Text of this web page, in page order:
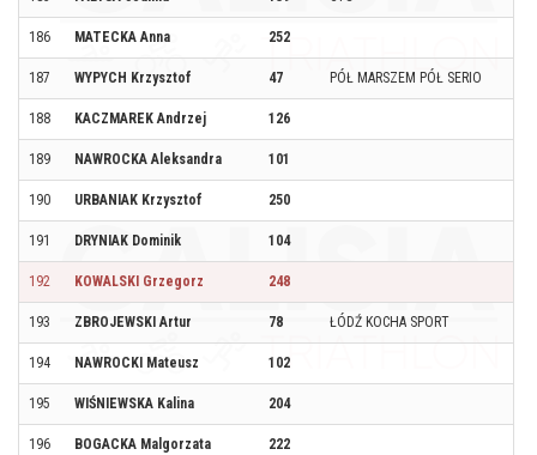
186 MATECKA Anna 252
187 WYPYCH Krzysztof 47 PÓŁ MARSZEM PÓŁ SERIO
188 KACZMAREK Andrzej 126
189 NAWROCKA Aleksandra 101
190 URBANIAK Krzysztof 250
191 DRYNIAK Dominik 104
192 KOWALSKI Grzegorz 248
193 ZBROJEWSKI Artur 78 ŁÓDŹ KOCHA SPORT
194 NAWROCKI Mateusz 102
195 WIŚNIEWSKA Kalina 204
196 BOGACKA Malgorzata 222